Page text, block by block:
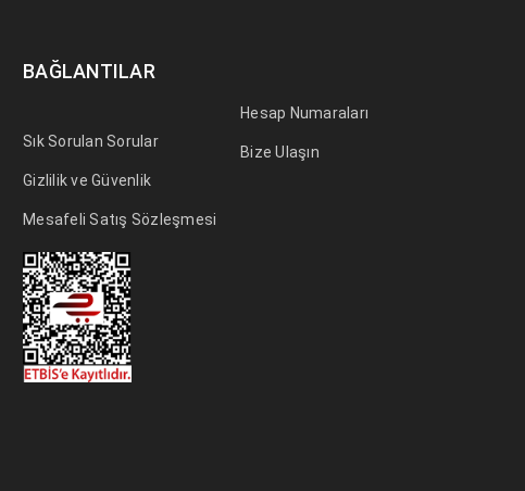
BAĞLANTILAR
Sık Sorulan Sorular
Gizlilik ve Güvenlik
Mesafeli Satış Sözleşmesi
Hesap Numaraları
Bize Ulaşın